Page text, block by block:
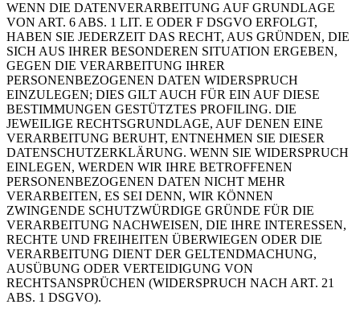
WENN DIE DATENVERARBEITUNG AUF GRUNDLAGE
VON ART. 6 ABS. 1 LIT. E ODER F DSGVO ERFOLGT,
HABEN SIE JEDERZEIT DAS RECHT, AUS GRÜNDEN, DIE
SICH AUS IHRER BESONDEREN SITUATION ERGEBEN,
GEGEN DIE VERARBEITUNG IHRER
PERSONENBEZOGENEN DATEN WIDERSPRUCH
EINZULEGEN; DIES GILT AUCH FÜR EIN AUF DIESE
BESTIMMUNGEN GESTÜTZTES PROFILING. DIE
JEWEILIGE RECHTSGRUNDLAGE, AUF DENEN EINE
VERARBEITUNG BERUHT, ENTNEHMEN SIE DIESER
DATENSCHUTZERKLÄRUNG. WENN SIE WIDERSPRUCH
EINLEGEN, WERDEN WIR IHRE BETROFFENEN
PERSONENBEZOGENEN DATEN NICHT MEHR
VERARBEITEN, ES SEI DENN, WIR KÖNNEN
ZWINGENDE SCHUTZWÜRDIGE GRÜNDE FÜR DIE
VERARBEITUNG NACHWEISEN, DIE IHRE INTERESSEN,
RECHTE UND FREIHEITEN ÜBERWIEGEN ODER DIE
VERARBEITUNG DIENT DER GELTENDMACHUNG,
AUSÜBUNG ODER VERTEIDIGUNG VON
RECHTSANSPRÜCHEN (WIDERSPRUCH NACH ART. 21
ABS. 1 DSGVO).